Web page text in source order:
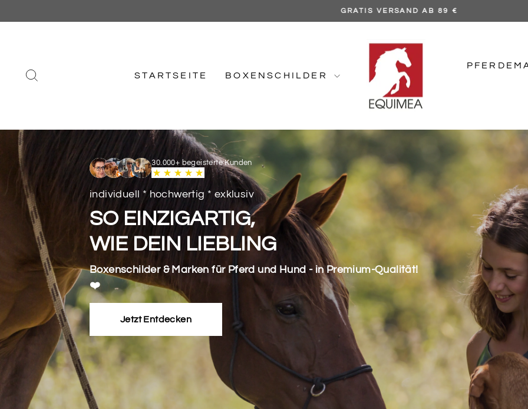
Pause
GRATIS VERSAND AB 89 €
STARTSEITE BOXENSCHILDER
EQUIMEA
30.000+ begeisterte Kunden
individuell * hochwertig * exklusiv
SO EINZIGARTIG,
WIE DEIN LIEBLING
Boxenschilder & Marken für Pferd und Hund - in Premium-Qualität!
❤️
Jetzt Entdecken